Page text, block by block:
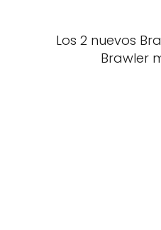
Los 2 nuevos
Brawler